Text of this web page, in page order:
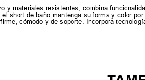
y materiales resistentes, combina
el short de baño mantenga su forma y color
cómodo y de soporte. Incorpora